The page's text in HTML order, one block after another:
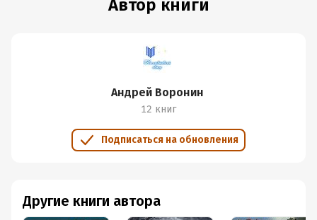
Автор книги
Андрей Воронин
12 книг
Подписаться на обновления
Другие книги автора